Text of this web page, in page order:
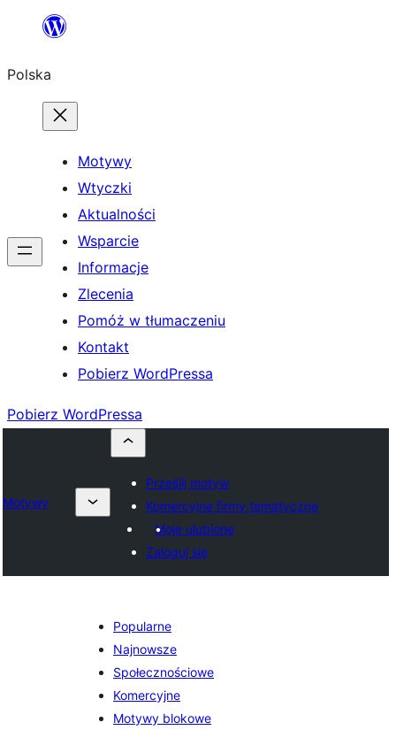
Przejdź
treści
Polska
Motywy
Wtyczki
Aktualności
Wsparcie
Informacje
Zlecenia
Pomóż w tłumaczeniu
Kontakt
Pobierz WordPressa
Pobierz WordPressa
Motywy
Prześlij motyw
Komercyjne firmy tematyczne
Moje ulubione
Zaloguj się
Popularne
Najnowsze
Społecznościowe
Komercyjne
Motywy blokowe